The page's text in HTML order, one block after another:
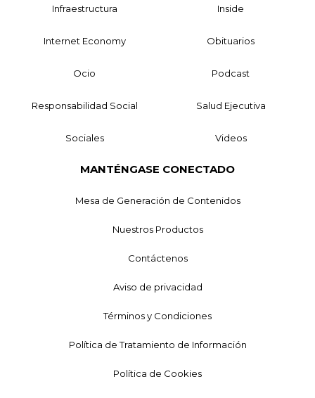
Infraestructura Inside
Internet Economy Obituarios
Ocio Podcast
Responsabilidad Social Salud Ejecutiva
Sociales Videos
MANTÉNGASE CONECTADO
Mesa de Generación de Contenidos
Nuestros Productos
Contáctenos
Aviso de privacidad
Términos y Condiciones
Política de Tratamiento de Información
Política de Cookies